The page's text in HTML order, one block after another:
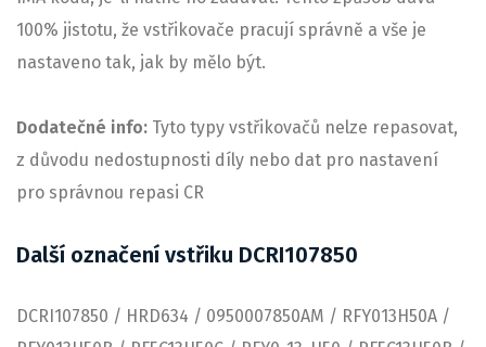
100% jistotu, že vstřikovače pracují správně a vše je
nastaveno tak, jak by mělo být.
Dodatečné info: Tyto typy vstřikovačů nelze repasovat,
z důvodu nedostupnosti díly nebo dat pro nastavení
pro správnou repasi CR
Další označení vstřiku DCRI107850
DCRI107850 / HRD634 / 0950007850AM / RFY013H50A /